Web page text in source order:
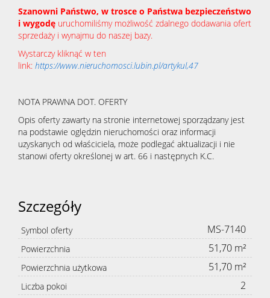
Szanowni Państwo, w trosce o Państwa bezpieczeństwo
i wygodę uruchomiliśmy możliwość zdalnego dodawania ofert
sprzedaży i wynajmu do naszej bazy.
Wystarczy kliknąć w ten
link: https://www.nieruchomosci.lubin.pl/artykul,47
NOTA PRAWNA DOT. OFERTY
Opis oferty zawarty na stronie internetowej sporządzany jest
na podstawie oględzin nieruchomości oraz informacji
uzyskanych od właściciela, może podlegać aktualizacji i nie
stanowi oferty określonej w art. 66 i następnych K.C.
Szczegóły
Symbol oferty MS-7140
Powierzchnia 51,70 m²
Powierzchnia użytkowa 51,70 m²
Liczba pokoi 2